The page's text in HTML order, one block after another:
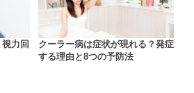
力回
クーラー病は症状が現れる？発症
する理由と8つの予防法